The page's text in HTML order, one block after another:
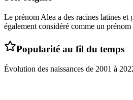
Le prénom Alea a des racines latines et
également considéré comme un prénom
Popularité au fil du temps
Évolution des naissances de 2001 à